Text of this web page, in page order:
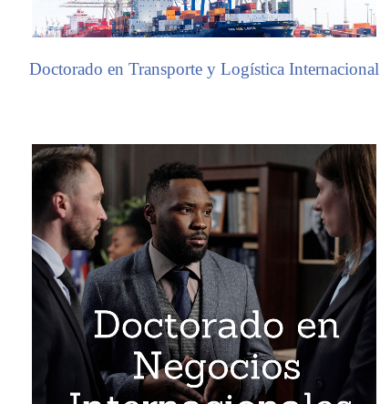
Doctorado en Transporte y Logística Internacional